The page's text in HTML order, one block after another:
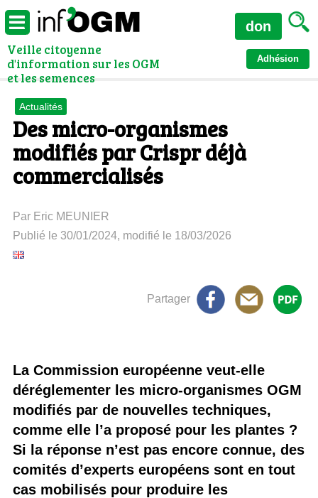
Veille citoyenne
d'information sur les OGM
et les semences
Adhésion
don
Actualités
Des micro-organismes
modifiés par Crispr déjà
commercialisés
Par Eric MEUNIER
Publié le 30/01/2024, modifié le 18/03/2026
Partager
La Commission européenne veut-elle
déréglementer les micro-organismes OGM
modifiés par de nouvelles techniques,
comme elle l’a proposé pour les plantes ?
Si la réponse n’est pas encore connue, des
comités d’experts européens sont en tout
cas mobilisés pour produire les